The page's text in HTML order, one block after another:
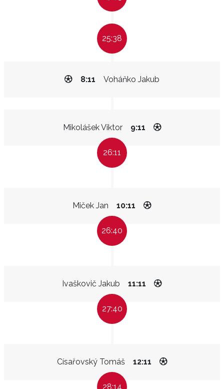
25:38
Voháňko Jakub
8:11
Mikolášek Viktor 9:11
26:11
Miček Jan 10:11
26:40
Ivaškovič Jakub 11:11
27:40
Císařovský Tomáš 12:11
28:14